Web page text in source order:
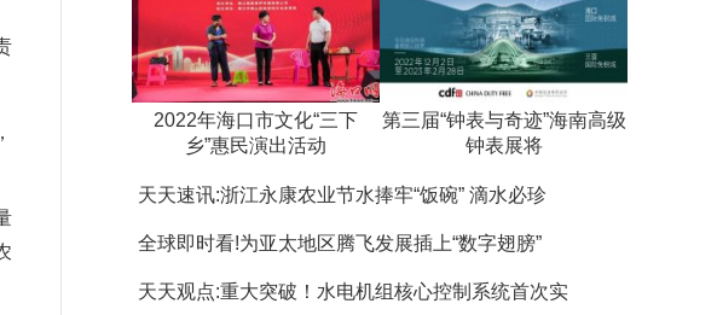
2022年海口市文化“三下
乡”惠民演出活动
第三届“钟表与奇迹”海南高级
钟表展将
天天速讯:浙江永康农业节水捧牢“饭碗” 滴水必珍
全球即时看!为亚太地区腾飞发展插上“数字翅膀”
天天观点:重大突破！水电机组核心控制系统首次实